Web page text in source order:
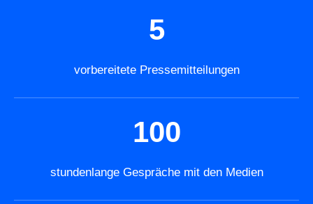
5
vorbereitete Pressemitteilungen
100
stundenlange Gespräche mit den Medien